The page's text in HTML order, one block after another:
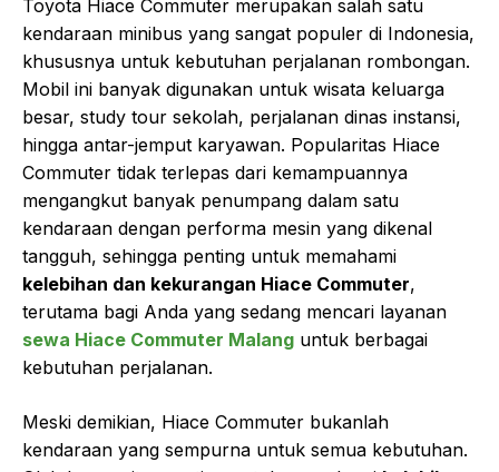
Toyota Hiace Commuter merupakan salah satu
kendaraan minibus yang sangat populer di Indonesia,
khususnya untuk kebutuhan perjalanan rombongan.
Mobil ini banyak digunakan untuk wisata keluarga
besar, study tour sekolah, perjalanan dinas instansi,
hingga antar-jemput karyawan. Popularitas Hiace
Commuter tidak terlepas dari kemampuannya
mengangkut banyak penumpang dalam satu
kendaraan dengan performa mesin yang dikenal
tangguh, sehingga penting untuk memahami
kelebihan dan kekurangan Hiace Commuter,
terutama bagi Anda yang sedang mencari layanan
sewa Hiace Commuter Malang untuk berbagai
kebutuhan perjalanan.
Meski demikian, Hiace Commuter bukanlah
kendaraan yang sempurna untuk semua kebutuhan.